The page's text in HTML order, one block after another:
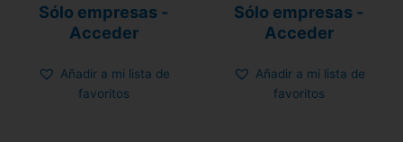
Valorado
con
0
de
Sólo empresas -
Acceder
Añadir a mi lista de
favoritos
Valorado
con
0
de
Sólo empresas -
Acceder
Añadir a mi lista de
favoritos